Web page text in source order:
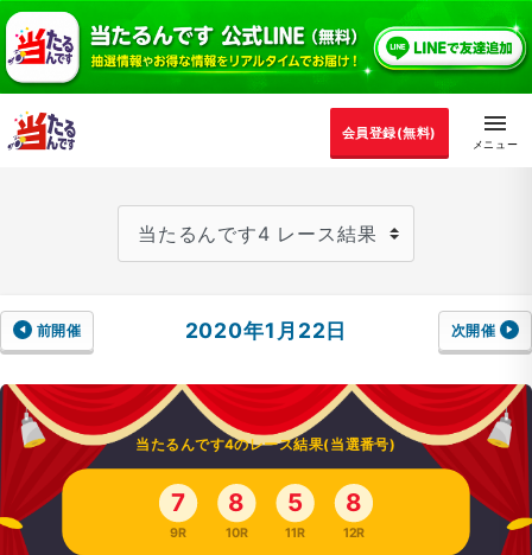
会員登録(無料)
前開催 2020年1月22日 次開催
当たるんです4のレース結果(当選番号)
7
9R
8
10R
5
11R
8
12R